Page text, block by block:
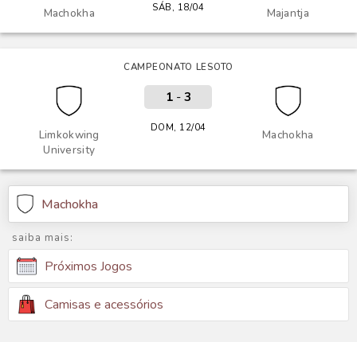
Machokha Majantja
SÁB, 18/04
CAMPEONATO LESOTO
Limkokwing
University
Machokha
1- 3
DOM, 12/04
Machokha
saiba mais:
Próximos Jogos
Camisas e acessórios